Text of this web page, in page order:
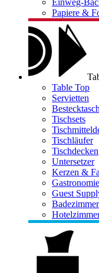
Einweg-
Papiere &
Table Top
Servietten
Tischsets
Tischläufer
Tischdecken
Untersetzer
Kerzen &
Guest